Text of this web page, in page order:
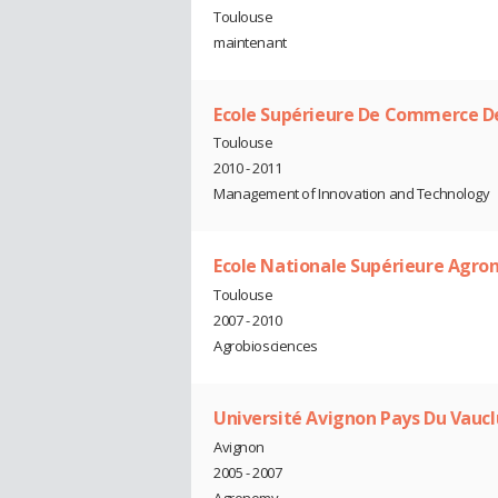
Toulouse
maintenant
Ecole Supérieure De Commerce
Toulouse
2010 - 2011
Management of Innovation and Technology
Ecole Nationale Supérieure
Toulouse
2007 - 2010
Agrobiosciences
Université Avignon Pays Du
Avignon
2005 - 2007